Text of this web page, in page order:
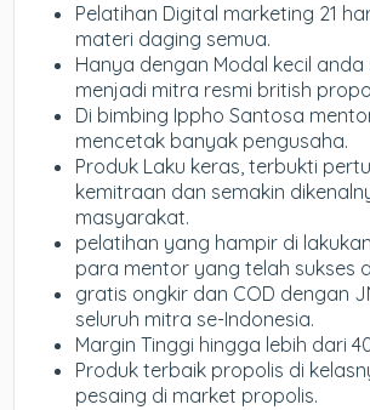
Pelatihan Digital marketing 21
materi daging semua.
Hanya dengan Modal kecil
menjadi mitra resmi british
Di bimbing Ippho Santosa
mencetak banyak pengusaha.
Produk Laku keras, terbukti
kemitraan dan semakin
masyarakat.
pelatihan yang hampir di
para mentor yang telah sukses
gratis ongkir dan COD dengan
seluruh mitra se-Indonesia.
Margin Tinggi hingga lebih dari
Produk terbaik propolis di
pesaing di market propolis.